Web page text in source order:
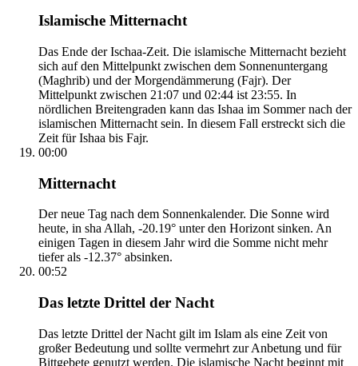
Islamische Mitternacht
Das Ende der Ischaa-Zeit. Die islamische Mitternacht bezieht
sich auf den Mittelpunkt zwischen dem Sonnenuntergang
(Maghrib) und der Morgendämmerung (Fajr). Der
Mittelpunkt zwischen 21:07 und 02:44 ist 23:55. In
nördlichen Breitengraden kann das Ishaa im Sommer nach der
islamischen Mitternacht sein. In diesem Fall erstreckt sich die
Zeit für Ishaa bis Fajr.
00:00
Mitternacht
Der neue Tag nach dem Sonnenkalender. Die Sonne wird
heute, in sha Allah, -20.19° unter den Horizont sinken. An
einigen Tagen in diesem Jahr wird die Somme nicht mehr
tiefer als -12.37° absinken.
00:52
Das letzte Drittel der Nacht
Das letzte Drittel der Nacht gilt im Islam als eine Zeit von
großer Bedeutung und sollte vermehrt zur Anbetung und für
Bittgebete genutzt werden. Die islamische Nacht beginnt mit